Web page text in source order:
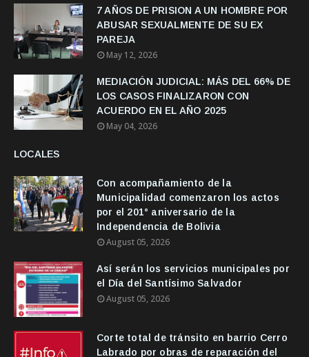
7 AÑOS DE PRISION A UN HOMBRE POR
ABUSAR SEXUALMENTE DE SU EX
PAREJA
May 12, 2026
MEDIACIÓN JUDICIAL: MÁS DEL 66% DE
LOS CASOS FINALIZARON CON
ACUERDO EN EL AÑO 2025
May 04, 2026
LOCALES
Con acompañamiento de la
Municipalidad comenzaron los actos
por el 201° aniversario de la
Independencia de Bolivia
August 05, 2026
Así serán los servicios municipales por
el Día del Santísimo Salvador
August 05, 2026
Corte total de tránsito en barrio Cerro
Labrado por obras de reparación del